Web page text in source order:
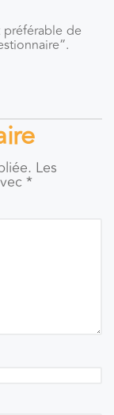
de
Les
*